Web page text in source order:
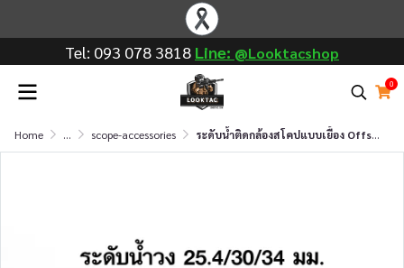
Tel: 093 078 3818 Line: @Looktac shop
0
Home ... scope-accessories ระดับน้ำติดกล้องสโคปแบบเยื้อง Offset Bubble Level (ท่อ 25.4mm / 30mm / 34mm)